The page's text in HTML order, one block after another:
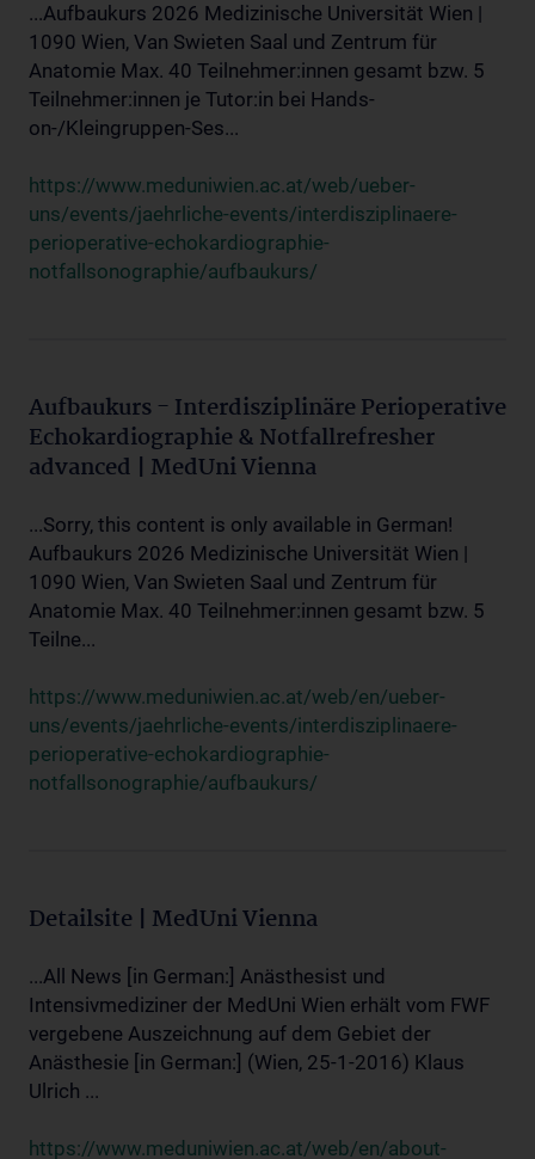
...Aufbaukurs 2026 Medizinische Universität Wien |
1090 Wien, Van Swieten Saal und Zentrum für
Anatomie Max. 40 Teilnehmer:innen gesamt bzw. 5
Teilnehmer:innen je Tutor:in bei Hands-
on-/Kleingruppen-Ses...
https://www.meduniwien.ac.at/web/ueber-
uns/events/jaehrliche-events/interdisziplinaere-
perioperative-echokardiographie-
notfallsonographie/aufbaukurs/
Aufbaukurs - Interdisziplinäre Perioperative
Echokardiographie & Notfallrefresher
advanced | MedUni Vienna
...Sorry, this content is only available in German!
Aufbaukurs 2026 Medizinische Universität Wien |
1090 Wien, Van Swieten Saal und Zentrum für
Anatomie Max. 40 Teilnehmer:innen gesamt bzw. 5
Teilne...
https://www.meduniwien.ac.at/web/en/ueber-
uns/events/jaehrliche-events/interdisziplinaere-
perioperative-echokardiographie-
notfallsonographie/aufbaukurs/
Detailsite | MedUni Vienna
...All News [in German:] Anästhesist und
Intensivmediziner der MedUni Wien erhält vom FWF
vergebene Auszeichnung auf dem Gebiet der
Anästhesie [in German:] (Wien, 25-1-2016) Klaus
Ulrich ...
https://www.meduniwien.ac.at/web/en/about-